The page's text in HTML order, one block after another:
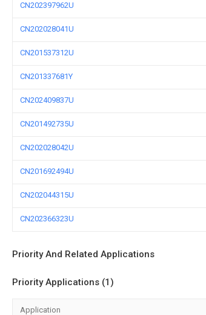
CN202397962U
CN202028041U
CN201537312U
CN201337681Y
CN202409837U
CN201492735U
CN202028042U
CN201692494U
CN202044315U
CN202366323U
Priority And Related Applications
Priority Applications (1)
Application